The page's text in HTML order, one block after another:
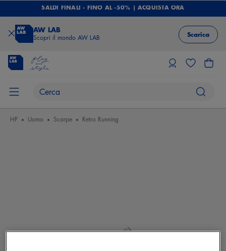
SALDI FINALI - FINO AL -50% | ACQUISTA ORA
AW LAB
Scopri il mondo AW LAB Scarica
HP Uomo Scarpe Retro Running